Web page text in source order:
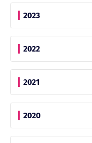
2023
2022
2021
2020